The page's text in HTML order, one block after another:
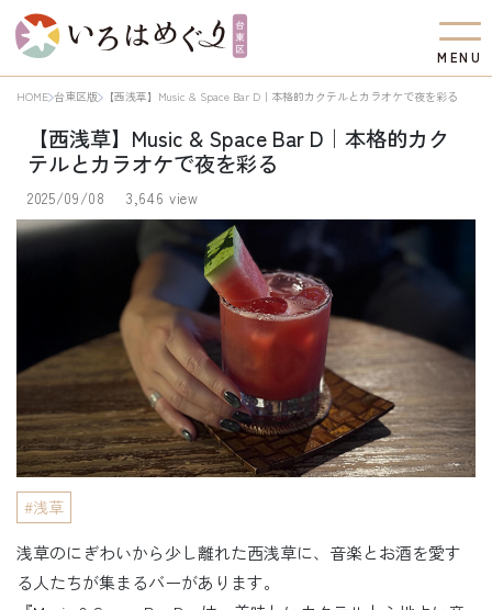
M EN U
HOME 台東区版 【西浅草】Music & Space Bar D｜本格的カクテルとカラオケで夜を彩る
【西浅草】Music & Space Bar D｜本格的カク
テルとカラオケで夜を彩る
2025/09/08 3,646 view
浅草
浅草のにぎわいから少し離れた西浅草に、音楽とお酒を愛す
る人たちが集まるバーがあります。